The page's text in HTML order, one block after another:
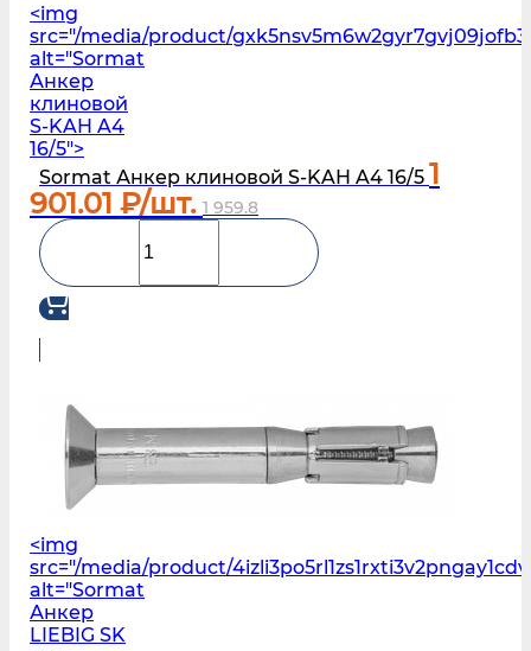
<img
src="/media/product/
alt="Sormat
Анкер
клиновой
S‑KAH A4
16/5">
Sormat Анкер клиновой S‑KAH A4 16/5 1
901.01 ₽/шт. 1 959.8
<img
src="/media/product/
alt="Sormat
Анкер
LIEBIG SK